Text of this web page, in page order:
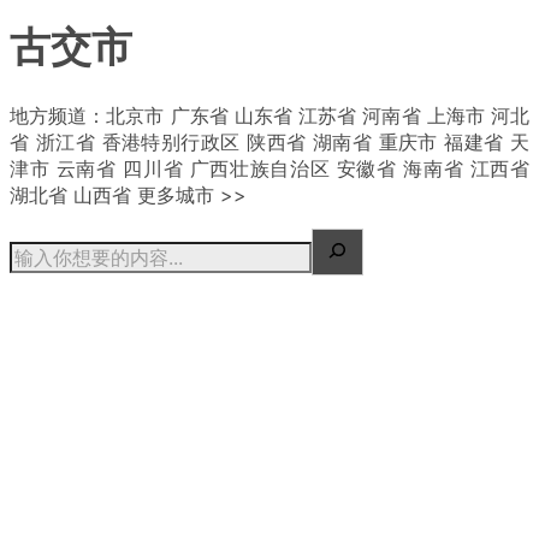
古交市
地方频道：北京市 广东省 山东省 江苏省 河南省 上海市 河北
省 浙江省 香港特别行政区 陕西省 湖南省 重庆市 福建省 天
津市 云南省 四川省 广西壮族自治区 安徽省 海南省 江西省
湖北省 山西省 更多城市 >>